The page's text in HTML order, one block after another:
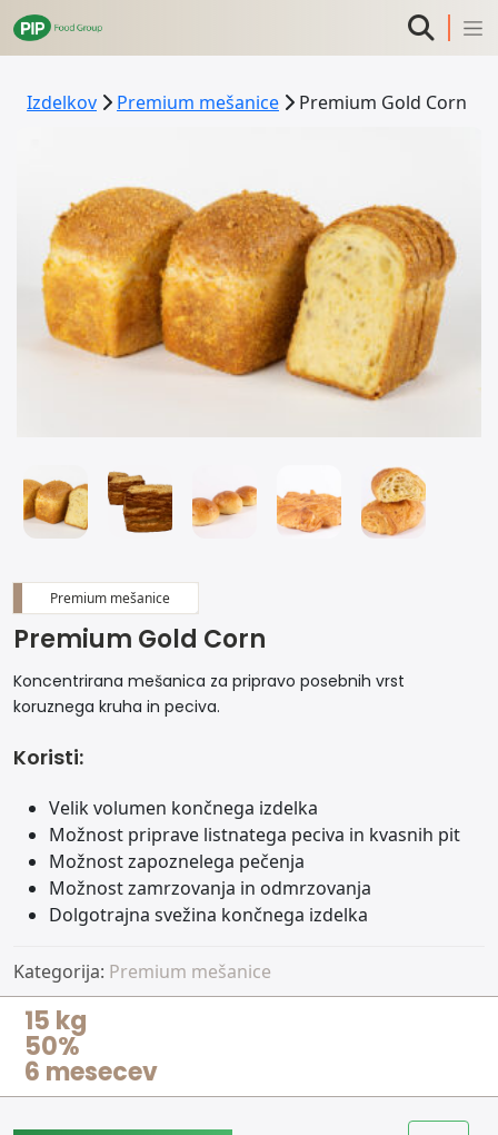
Izdelkov Premium mešanice Premium Gold Corn
Premium mešanice
Premium Gold Corn
Koncentrirana mešanica za pripravo posebnih vrst
koruznega kruha in peciva.
Koristi:
Velik volumen končnega izdelka
Možnost priprave listnatega peciva in kvasnih pit
Možnost zapoznelega pečenja
Možnost zamrzovanja in odmrzovanja
Dolgotrajna svežina končnega izdelka
Kategorija: Premium mešanice
15 kg
50%
6 mesecev